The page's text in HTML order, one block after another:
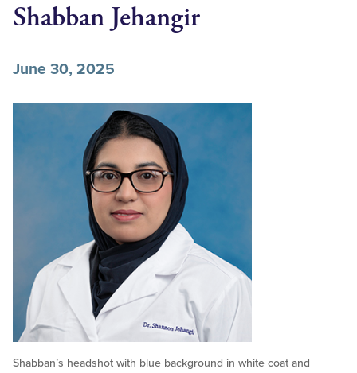
Shabban Jehangir
June 30, 2025
Shabban’s headshot with blue background in white coat and